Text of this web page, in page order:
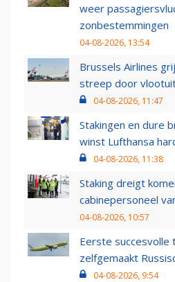
weer
zonbestemmingen
04-08-2026, 13:54
Brussels Airlines
streep door
04-08-2026, 11:47
Stakingen en dure
winst Lufthansa
04-08-2026, 11:38
Staking dreigt
cabinepersoneel
04-08-2026, 10:57
Eerste
zelfgemaakt
04-08-2026, 9:54